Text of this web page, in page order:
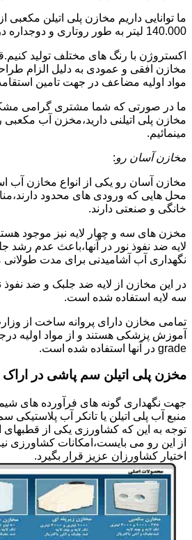
140.000 لیتر به طور روتاری و دوجداره در قالب های روش
اکستروژن با رنگ های مختلف تولید
مخازن افقی و عمودی به دلیل الزام
مواد اولیه مضاعف در جهت تامین
ما در صورتی که شما مشتری گرامی
مخازن پلی اتیلنی دارید،مخزن آب مکعبی
مینمائیم.
مخازن آسان رو:
مخازن آسان رو یکی از انواع مخازن
محل هایی که ورودی های محدود
خانگی و صنعتی دارند.
مخزن های سه و چهار لایه نیز موجود
لایه ضد نفوذ نور در آنها،باعث عدم رشد
نگهداری آب آشامیدنی برای مدت
در این مخازن از لایه ضد جلبک و ضد
سه لایه استفاده شده است.
تمامی مخازن دارای پروانه ساخت از
grade در آنها استفاده شده است.
مخزن پلی اتیلن سم پاشی در اراک
جهت نگهداری گونه های فرآورده های
منبع آب پلی اتیلن یا تانکر آب پلاستیکی
توجه به این که کشاورزی یکی از
از این رو می بایست،امکانات کشاورزی
اختیار کشاورزان عزیز قرار بگیرد.